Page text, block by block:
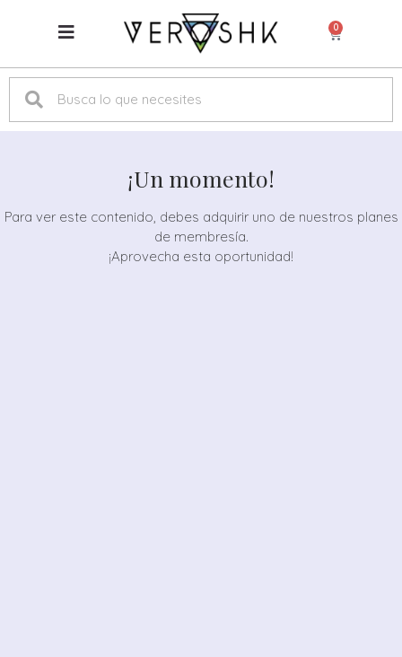
0
¡Un momento!
Para ver este contenido, debes adquirir uno de nuestros planes
de membresía.
¡Aprovecha esta oportunidad!